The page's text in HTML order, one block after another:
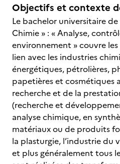
Objectifs et contexte
Le bachelor universitaire
Chimie » : « Analyse,
environnement » couvre
lien avec les industries
énergétiques, pétrolières,
papetières et cosmétiques
recherche et de la
(recherche et
analyse chimique, en
matériaux ou de produits
la plasturgie, l’industrie du
et plus généralement tous